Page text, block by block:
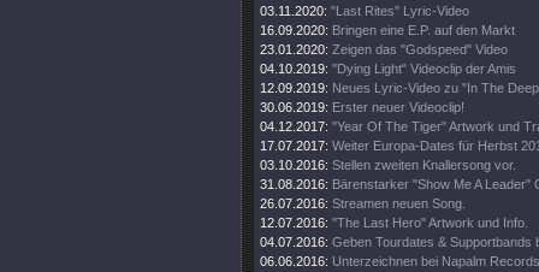
03.11.2020: "Last Rites" Lyric-Video
16.09.2020: Bringen eine E.P. auf den Markt
23.01.2020: Zeigen das "Godspeed" Video
04.10.2019: "Dying Light" Videoclip der Amis
12.09.2019: Neues Lyric-Video zu "In The
30.06.2019: Erster neuer Videoclip!
04.12.2017: "Year Of The Tiger" Artwork und
17.07.2017: Weiter Europa-Dates für Herbst
03.10.2016: Stellen zweiten Knallersong vor.
31.08.2016: Bärenstarker "Show Me A Leader"
26.07.2016: Streamen neuen Song.
12.07.2016: "The Last Hero" Artwork und Info.
04.07.2016: Geben Tourdates & Supportbands
06.06.2016: Unterzeichnen bei Napalm